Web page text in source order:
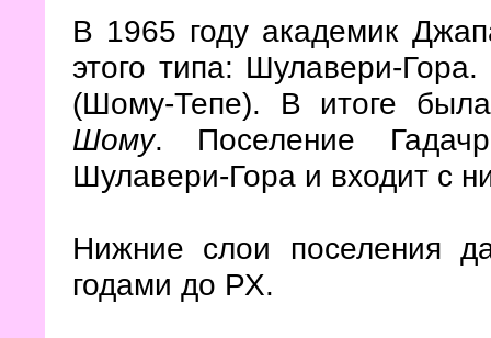
В 1965 году академик
этого типа: Шулавери-
(Шому-Тепе). В итоге
Шому. Поселение
Шулавери-Гора и входит с
Нижние слои поселения
годами до РХ.